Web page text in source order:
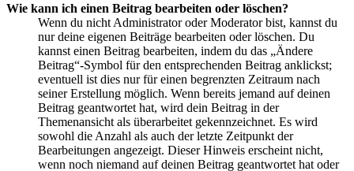
Wie kann ich einen Beitrag bearbeiten oder löschen?
Wenn du nicht Administrator oder Moderator bist, kannst du
nur deine eigenen Beiträge bearbeiten oder löschen. Du
kannst einen Beitrag bearbeiten, indem du das „Ändere
Beitrag“-Symbol für den entsprechenden Beitrag anklickst;
eventuell ist dies nur für einen begrenzten Zeitraum nach
seiner Erstellung möglich. Wenn bereits jemand auf deinen
Beitrag geantwortet hat, wird dein Beitrag in der
Themenansicht als überarbeitet gekennzeichnet. Es wird
sowohl die Anzahl als auch der letzte Zeitpunkt der
Bearbeitungen angezeigt. Dieser Hinweis erscheint nicht,
wenn noch niemand auf deinen Beitrag geantwortet hat oder